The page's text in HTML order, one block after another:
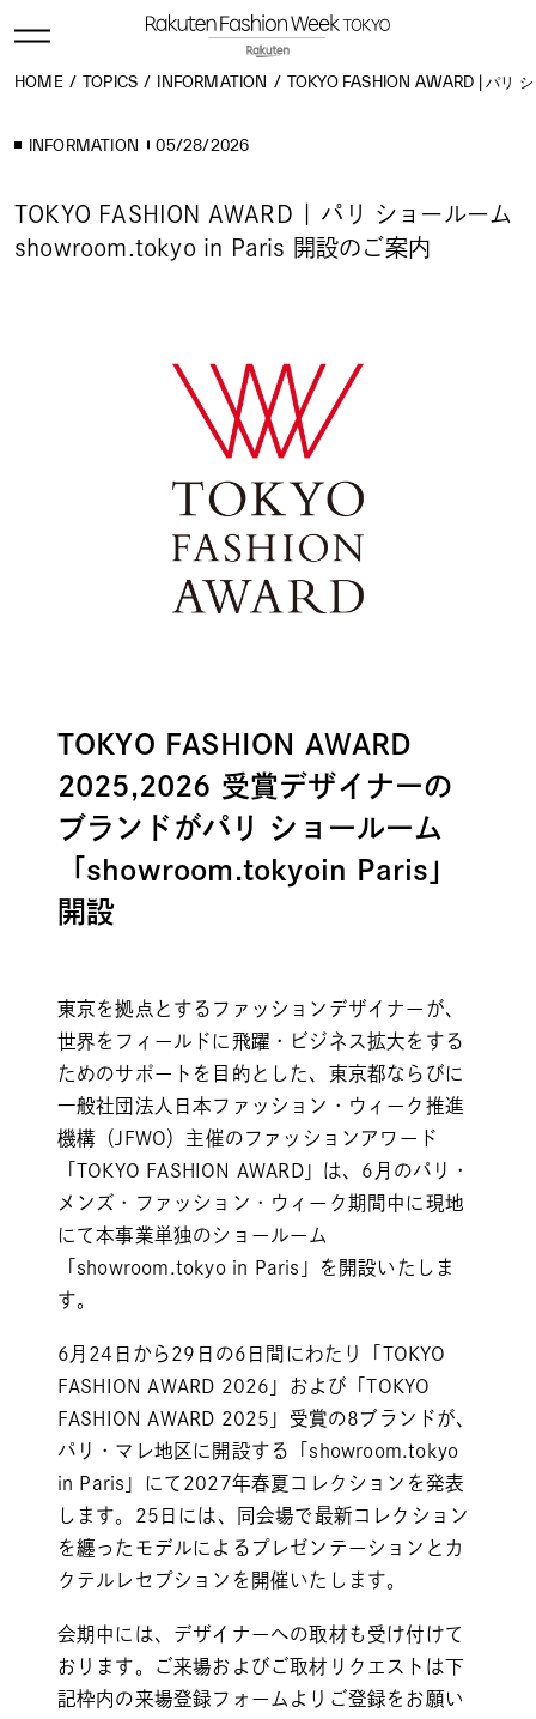
HOME TOPICS INFORMATION TOKYO FASHION AWARD | パリ
INFORMATION 05/28/2026
TOKYO FASHION AWARD | パリ ショールーム
showroom.tokyo in Paris 開設のご案内
TOKYO FASHION AWARD
2025,2026 受賞デザイナーの
ブランドがパリ ショールーム
「showroom.tokyoin Paris」
開設
東京を拠点とするファッションデザイナーが、
世界をフィールドに飛躍・ビジネス拡大をする
ためのサポートを目的とした、東京都ならびに
一般社団法人日本ファッション・ウィーク推進
機構（JFWO）主催のファッションアワード
TOKYO FASHION AWARD」は、6月のパリ・
メンズ・ファッション・ウィーク期間中に現地
にて本事業単独のショールーム
「showroom.tokyo in Paris」を開設いたしま
す。
6月24日から29日の6日間にわたり「 TOKYO
FASHION AWARD 2026」および「TOKYO
FASHION AWARD 2025」受賞の8ブランドが、
パリ・マレ地区に開設する「showroom.tokyo
in Paris」にて2027年春夏コレクションを発表
します。25日には、同会場で最新コレクション
を纏ったモデルによるプレゼンテーションとカ
クテルレセプションを開催いたします。
会期中には、デザイナーへの取材も受け付けて
おります。ご来場およびご取材リクエストは下
記枠内の来場登録フォームよりご登録をお願い